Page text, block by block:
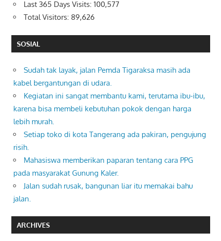
Last 365 Days Visits: 100,577
Total Visitors: 89,626
SOSIAL
Sudah tak layak, jalan Pemda Tigaraksa masih ada
kabel bergantungan di udara.
Kegiatan ini sangat membantu kami, terutama ibu-ibu,
karena bisa membeli kebutuhan pokok dengan harga
lebih murah.
Setiap toko di kota Tangerang ada pakiran, pengujung
risih.
Mahasiswa memberikan paparan tentang cara PPG
pada masyarakat Gunung Kaler.
Jalan sudah rusak, bangunan liar itu memakai bahu
jalan.
ARCHIVES